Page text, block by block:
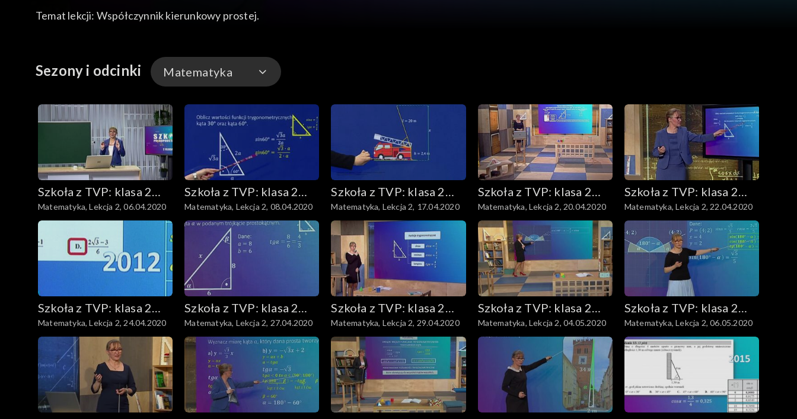
Temat lekcji: Współczynnik kierunkowy prostej.
Sezony i odcinki Matematyka
Historia
Biologia
Język niemiecki
Edukacja dla bezpieczeństwa
Podstawy przedsiębiorczości
Fizyka
Geografia
Język angielski
Język polski
Matematyka
Chemia
Szkoła z TVP: klasa 2
ponadpodstawowa
Matematyka, Lekcja 2, 06.04.2020
Szkoła z TVP: klasa 2
ponadpodstawowa
Matematyka, Lekcja 2, 08.04.2020
Szkoła z TVP: klasa 2
ponadpodstawowa
Matematyka, Lekcja 2, 17.04.2020
Szkoła z TVP: klasa 2
ponadpodstawowa
Matematyka, Lekcja 2, 20.04.2020
Szkoła z TVP: klasa 2
ponadpodstawowa
Matematyka, Lekcja 2, 22.04.2020
Szkoła z TVP: klasa 2
ponadpodstawowa
Matematyka, Lekcja 2, 24.04.2020
Szkoła z TVP: klasa 2
ponadpodstawowa
Matematyka, Lekcja 2, 27.04.2020
Szkoła z TVP: klasa 2
ponadpodstawowa
Matematyka, Lekcja 2, 29.04.2020
Szkoła z TVP: klasa 2
ponadpodstawowa
Matematyka, Lekcja 2, 04.05.2020
Szkoła z TVP: klasa 2
ponadpodstawowa
Matematyka, Lekcja 2, 06.05.2020